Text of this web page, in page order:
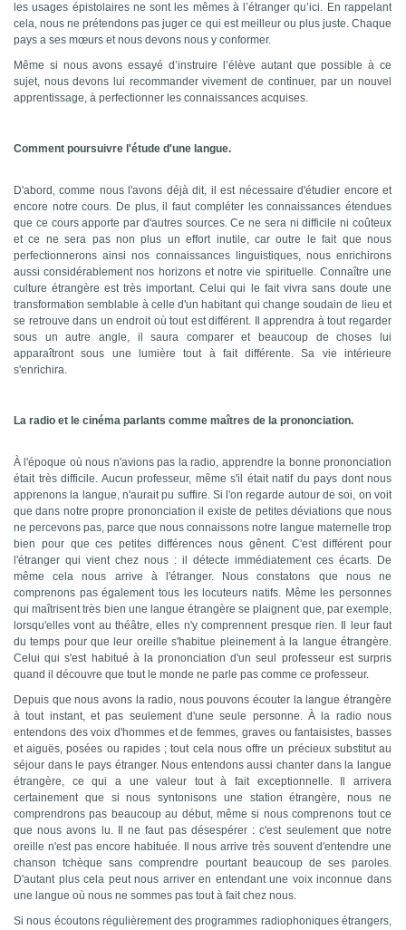
les usages épistolaires ne sont les mêmes à l’étranger qu’ici. En rappelant
cela, nous ne prétendons pas juger ce qui est meilleur ou plus juste. Chaque
pays a ses mœurs et nous devons nous y conformer.
Même si nous avons essayé d’instruire l’élève autant que possible à ce
sujet, nous devons lui recommander vivement de continuer, par un nouvel
apprentissage, à perfectionner les connaissances acquises.
Comment poursuivre l'étude d'une langue.
D'abord, comme nous l'avons déjà dit, il est nécessaire d'étudier encore et
encore notre cours. De plus, il faut compléter les connaissances étendues
que ce cours apporte par d'autres sources. Ce ne sera ni difficile ni coûteux
et ce ne sera pas non plus un effort inutile, car outre le fait que nous
perfectionnerons ainsi nos connaissances linguistiques, nous enrichirons
aussi considérablement nos horizons et notre vie spirituelle. Connaître une
culture étrangère est très important. Celui qui le fait vivra sans doute une
transformation semblable à celle d'un habitant qui change soudain de lieu et
se retrouve dans un endroit où tout est différent. Il apprendra à tout regarder
sous un autre angle, il saura comparer et beaucoup de choses lui
apparaîtront sous une lumière tout à fait différente. Sa vie intérieure
s'enrichira.
La radio et le cinéma parlants comme maîtres de la prononciation.
À l'époque où nous n'avions pas la radio, apprendre la bonne prononciation
était très difficile. Aucun professeur, même s'il était natif du pays dont nous
apprenons la langue, n'aurait pu suffire. Si l'on regarde autour de soi, on voit
que dans notre propre prononciation il existe de petites déviations que nous
ne percevons pas, parce que nous connaissons notre langue maternelle trop
bien pour que ces petites différences nous gênent. C'est différent pour
l'étranger qui vient chez nous : il détecte immédiatement ces écarts. De
même cela nous arrive à l'étranger. Nous constatons que nous ne
comprenons pas également tous les locuteurs natifs. Même les personnes
qui maîtrisent très bien une langue étrangère se plaignent que, par exemple,
lorsqu'elles vont au théâtre, elles n'y comprennent presque rien. Il leur faut
du temps pour que leur oreille s'habitue pleinement à la langue étrangère.
Celui qui s'est habitué à la prononciation d'un seul professeur est surpris
quand il découvre que tout le monde ne parle pas comme ce professeur.
Depuis que nous avons la radio, nous pouvons écouter la langue étrangère
à tout instant, et pas seulement d'une seule personne. À la radio nous
entendons des voix d'hommes et de femmes, graves ou fantaisistes, basses
et aiguës, posées ou rapides ; tout cela nous offre un précieux substitut au
séjour dans le pays étranger. Nous entendons aussi chanter dans la langue
étrangère, ce qui a une valeur tout à fait exceptionnelle. Il arrivera
certainement que si nous syntonisons une station étrangère, nous ne
comprendrons pas beaucoup au début, même si nous comprenons tout ce
que nous avons lu. Il ne faut pas désespérer : c'est seulement que notre
oreille n'est pas encore habituée. Il nous arrive très souvent d'entendre une
chanson tchèque sans comprendre pourtant beaucoup de ses paroles.
D'autant plus cela peut nous arriver en entendant une voix inconnue dans
une langue où nous ne sommes pas tout à fait chez nous.
Si nous écoutons régulièrement des programmes radiophoniques étrangers,